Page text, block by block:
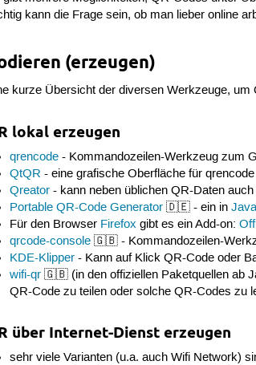
kann die Frage sein, ob man lieber online
(erzeugen)
kurze Übersicht der diversen Werkzeuge, um
lokal erzeugen
qrencode- Kommandozeilen-Werkzeug zum
QtQR - eine grafische Oberfläche für qrencode
Qreator- kann neben üblichen QR-Daten
Portable QR-Code Generator🇩🇪 - ein in Java
Für den Browser Firefox gibt es ein Add-on:
qrcode-console🇬🇧 - Kommandozeilen-
KDE-Klipper- Kann auf Klick QR-Code oder
wifi-qr🇬🇧 (in den offiziellen Paketquellen ab
QR-Code zu teilen oder solche QR-Codes zu
über Internet-Dienst erzeugen
sehr viele Varianten (u.a. auch Wifi Network)